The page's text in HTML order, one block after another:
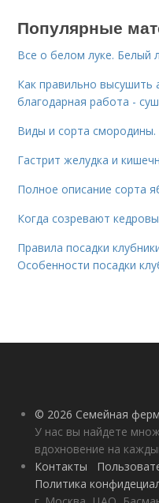
Популярные
Все о белом луке. Белый
Как правильно высушить
благодарная работа -
Виды и сорта смородины.
Гастрит желудка и
Полное описание сорта
Когда созревают
Правила посадки
Особенности посадки
© 2026 Семейная
У нас вы найдете
вдохновение на
Контакты
Политика